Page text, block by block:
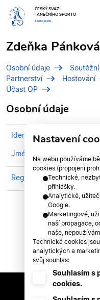
ČESKÝ SVAZ
TANEČNÍHO SPORTU
#tanciscsts
Zdeňka Pánková
Osobní údaje
Partnerství
Hostování
Účast OP
Osobní údaje
Identifikační číslo (IDT)
Jméno
Registrován v klubu
Nastavení
Na webu používáme
cookies (propojení
Technické,
přihlášky.
Analytické,
Google.
Marketingové,
naší propagace,
naše,
Technické cookies
analytických a
svůj souhlas:
Souhlasím s
cookies.